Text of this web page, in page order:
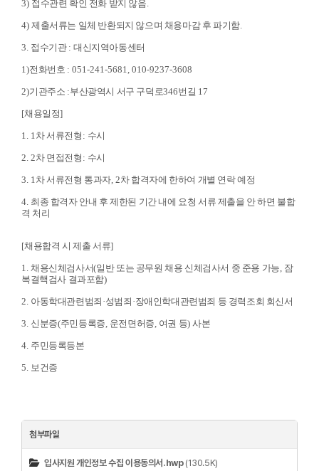
3) 접수관련 확인 전화 받지 않음.
4) 제출서류는 일체 반환되지 않으며 채용마감 후 파기함.
3. 접수기관 : 대신지역아동센터
1)전화번호 : 051-241-5681, 010-9237-3608
2)기관주소 :부산광역시 서구 구덕로346번길 17
[채용일정]
1. 1차 서류전형 : 수시
2. 2차 면접전형 : 수시
3. 1차 서류전형 통과자, 2차 합격자에 한하여 개별 연락 예정
4. 최종 합격자 안내 후 제한된 기간 내에 요청 서류 제출을 안 하면 불합
격 처리
[채용합격 시 제출 서류]
1. 채용신체검사서(일반 또는 공무원 채용 신체검사서 중 준용 가능, 잠
복결핵검사 결과포함)
2. 아동학대관련범죄 ·성범죄 ·장애인학대관련범죄 등 경력조회 회신서
3. 신분증(주민등록증, 운전면허증, 여권 등)사본
4. 주민등록등본
5. 보건증
첨부파일
입사지원 개인정보 수집 이용동의서.hwp(130.5K)